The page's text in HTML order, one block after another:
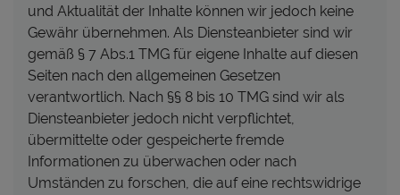
und Aktualität der Inhalte können wir jedoch keine
Gewähr übernehmen. Als Diensteanbieter sind wir
gemäß § 7 Abs.1 TMG für eigene Inhalte auf diesen
Seiten nach den allgemeinen Gesetzen
verantwortlich. Nach §§ 8 bis 10 TMG sind wir als
Diensteanbieter jedoch nicht verpflichtet,
übermittelte oder gespeicherte fremde
Informationen zu überwachen oder nach
Umständen zu forschen, die auf eine rechtswidrige